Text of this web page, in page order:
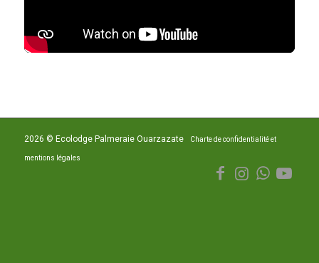
2026 © Ecolodge Palmeraie Ouarzazate Charte de confidentialité et
mentions légales